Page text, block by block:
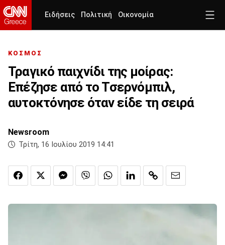
Ειδήσεις Πολιτική Οικονομία
ΚΟΣΜΟΣ
Τραγικό παιχνίδι της μοίρας:
Επέζησε από το Τσερνόμπιλ,
αυτοκτόνησε όταν είδε τη σειρά
Newsroom
Τρίτη, 16 Ιουλίου 2019 14:41